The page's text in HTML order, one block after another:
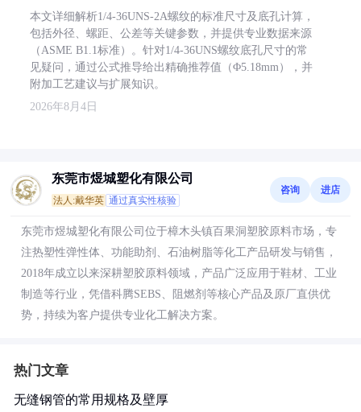
本文详细解析1/4-36UNS-2A螺纹的标准尺寸及底孔计算，
包括外径、螺距、公差等关键参数，并提供专业数据来源
（ASME B1.1标准）。针对1/4-36UNS螺纹底孔尺寸的常
见疑问，通过公式推导给出精确推荐值（Φ5.18mm），并
附加工艺建议与扩展知识。
2026年8月4日
东莞市煜城塑化有限公司
法人:戴华英 通过真实性核验
咨询 进店
东莞市煜城塑化有限公司位于樟木头镇百果洞塑胶原料市场，专
注热塑性弹性体、功能助剂、石油树脂等化工产品研发与销售，
2018年成立以来深耕塑胶原料领域，产品广泛应用于鞋材、工业
制造等行业，凭借科腾SEBS、阻燃剂等核心产品及原厂直供优
势，持续为客户提供专业化工解决方案。
热门文章
无缝钢管的常用规格及壁厚